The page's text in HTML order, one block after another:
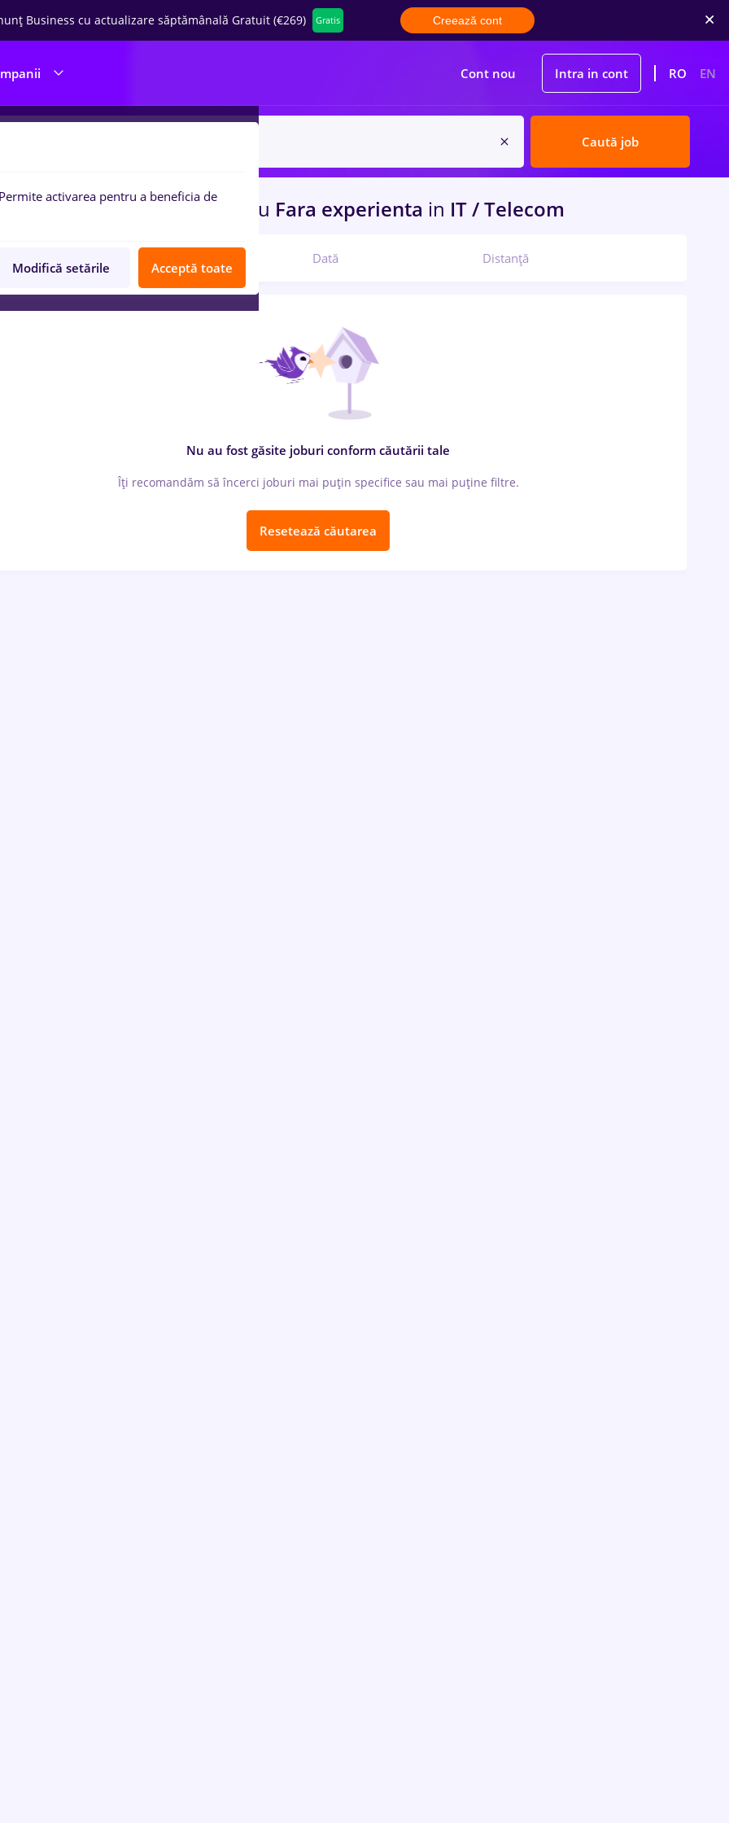
Business cu actualizare săptămânală Gratuit (€269) Gratis Creează cont
Cont nou Intra in cont RO EN
Caută job
de muncasofer bcepentru Fara experienta in IT / Telecom
Dată Distanță
Nu au fost găsite joburi conform căutării tale
Îți recomandăm să încerci joburi mai puțin specifice sau mai puține filtre.
Resetează căutarea
Permite activarea pentru a beneficia de
Modifică setările Acceptă toate